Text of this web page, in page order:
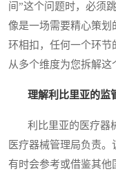
间”这个问题时，必须
像是一场需要精心策划
环相扣，任何一个环节
从多个维度为您拆解这
理解利比里亚的监
利比里亚的医疗器械
医疗器械管理局负责。
有时会参考或借鉴其他